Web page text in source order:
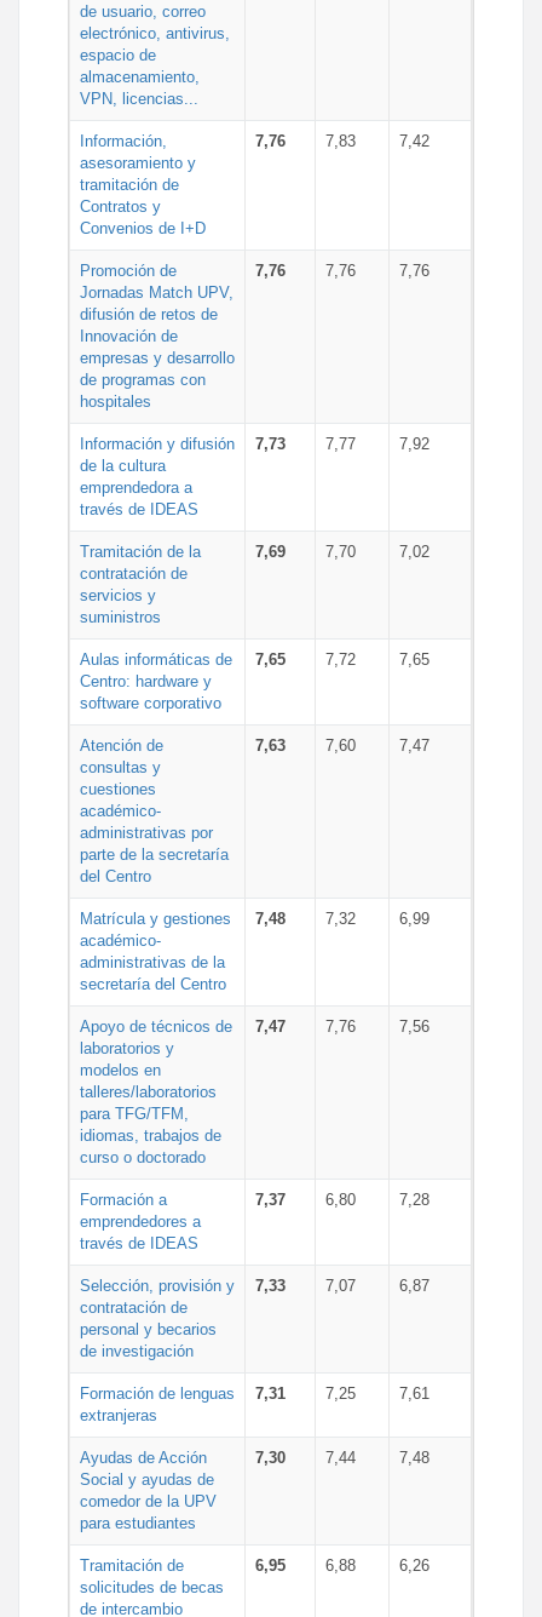
de usuario, correo
electrónico, antivirus,
espacio de
almacenamiento,
VPN, licencias...
Información,
asesoramiento y
tramitación de
Contratos y
Convenios de I+D
7,76 7,83 7,42
Promoción de
Jornadas Match UPV,
difusión de retos de
Innovación de
empresas y desarrollo
de programas con
hospitales
7,76 7,76 7,76
Información y difusión
de la cultura
emprendedora a
través de IDEAS
7,73 7,77 7,92
Tramitación de la
contratación de
servicios y
suministros
7,69 7,70 7,02
Aulas informáticas de
Centro: hardware y
software corporativo
7,65 7,72 7,65
Atención de
consultas y
cuestiones
académico-
administrativas por
parte de la secretaría
del Centro
7,63 7,60 7,47
Matrícula y gestiones
académico-
administrativas de la
secretaría del Centro
7,48 7,32 6,99
Apoyo de técnicos de
laboratorios y
modelos en
talleres/laboratorios
para TFG/TFM,
idiomas, trabajos de
curso o doctorado
7,47 7,76 7,56
Formación a
emprendedores a
través de IDEAS
7,37 6,80 7,28
Selección, provisión y
contratación de
personal y becarios
de investigación
7,33 7,07 6,87
Formación de lenguas
extranjeras
7,31 7,25 7,61
Ayudas de Acción
Social y ayudas de
comedor de la UPV
para estudiantes
7,30 7,44 7,48
Tramitación de
solicitudes de becas
de intercambio
6,95 6,88 6,26